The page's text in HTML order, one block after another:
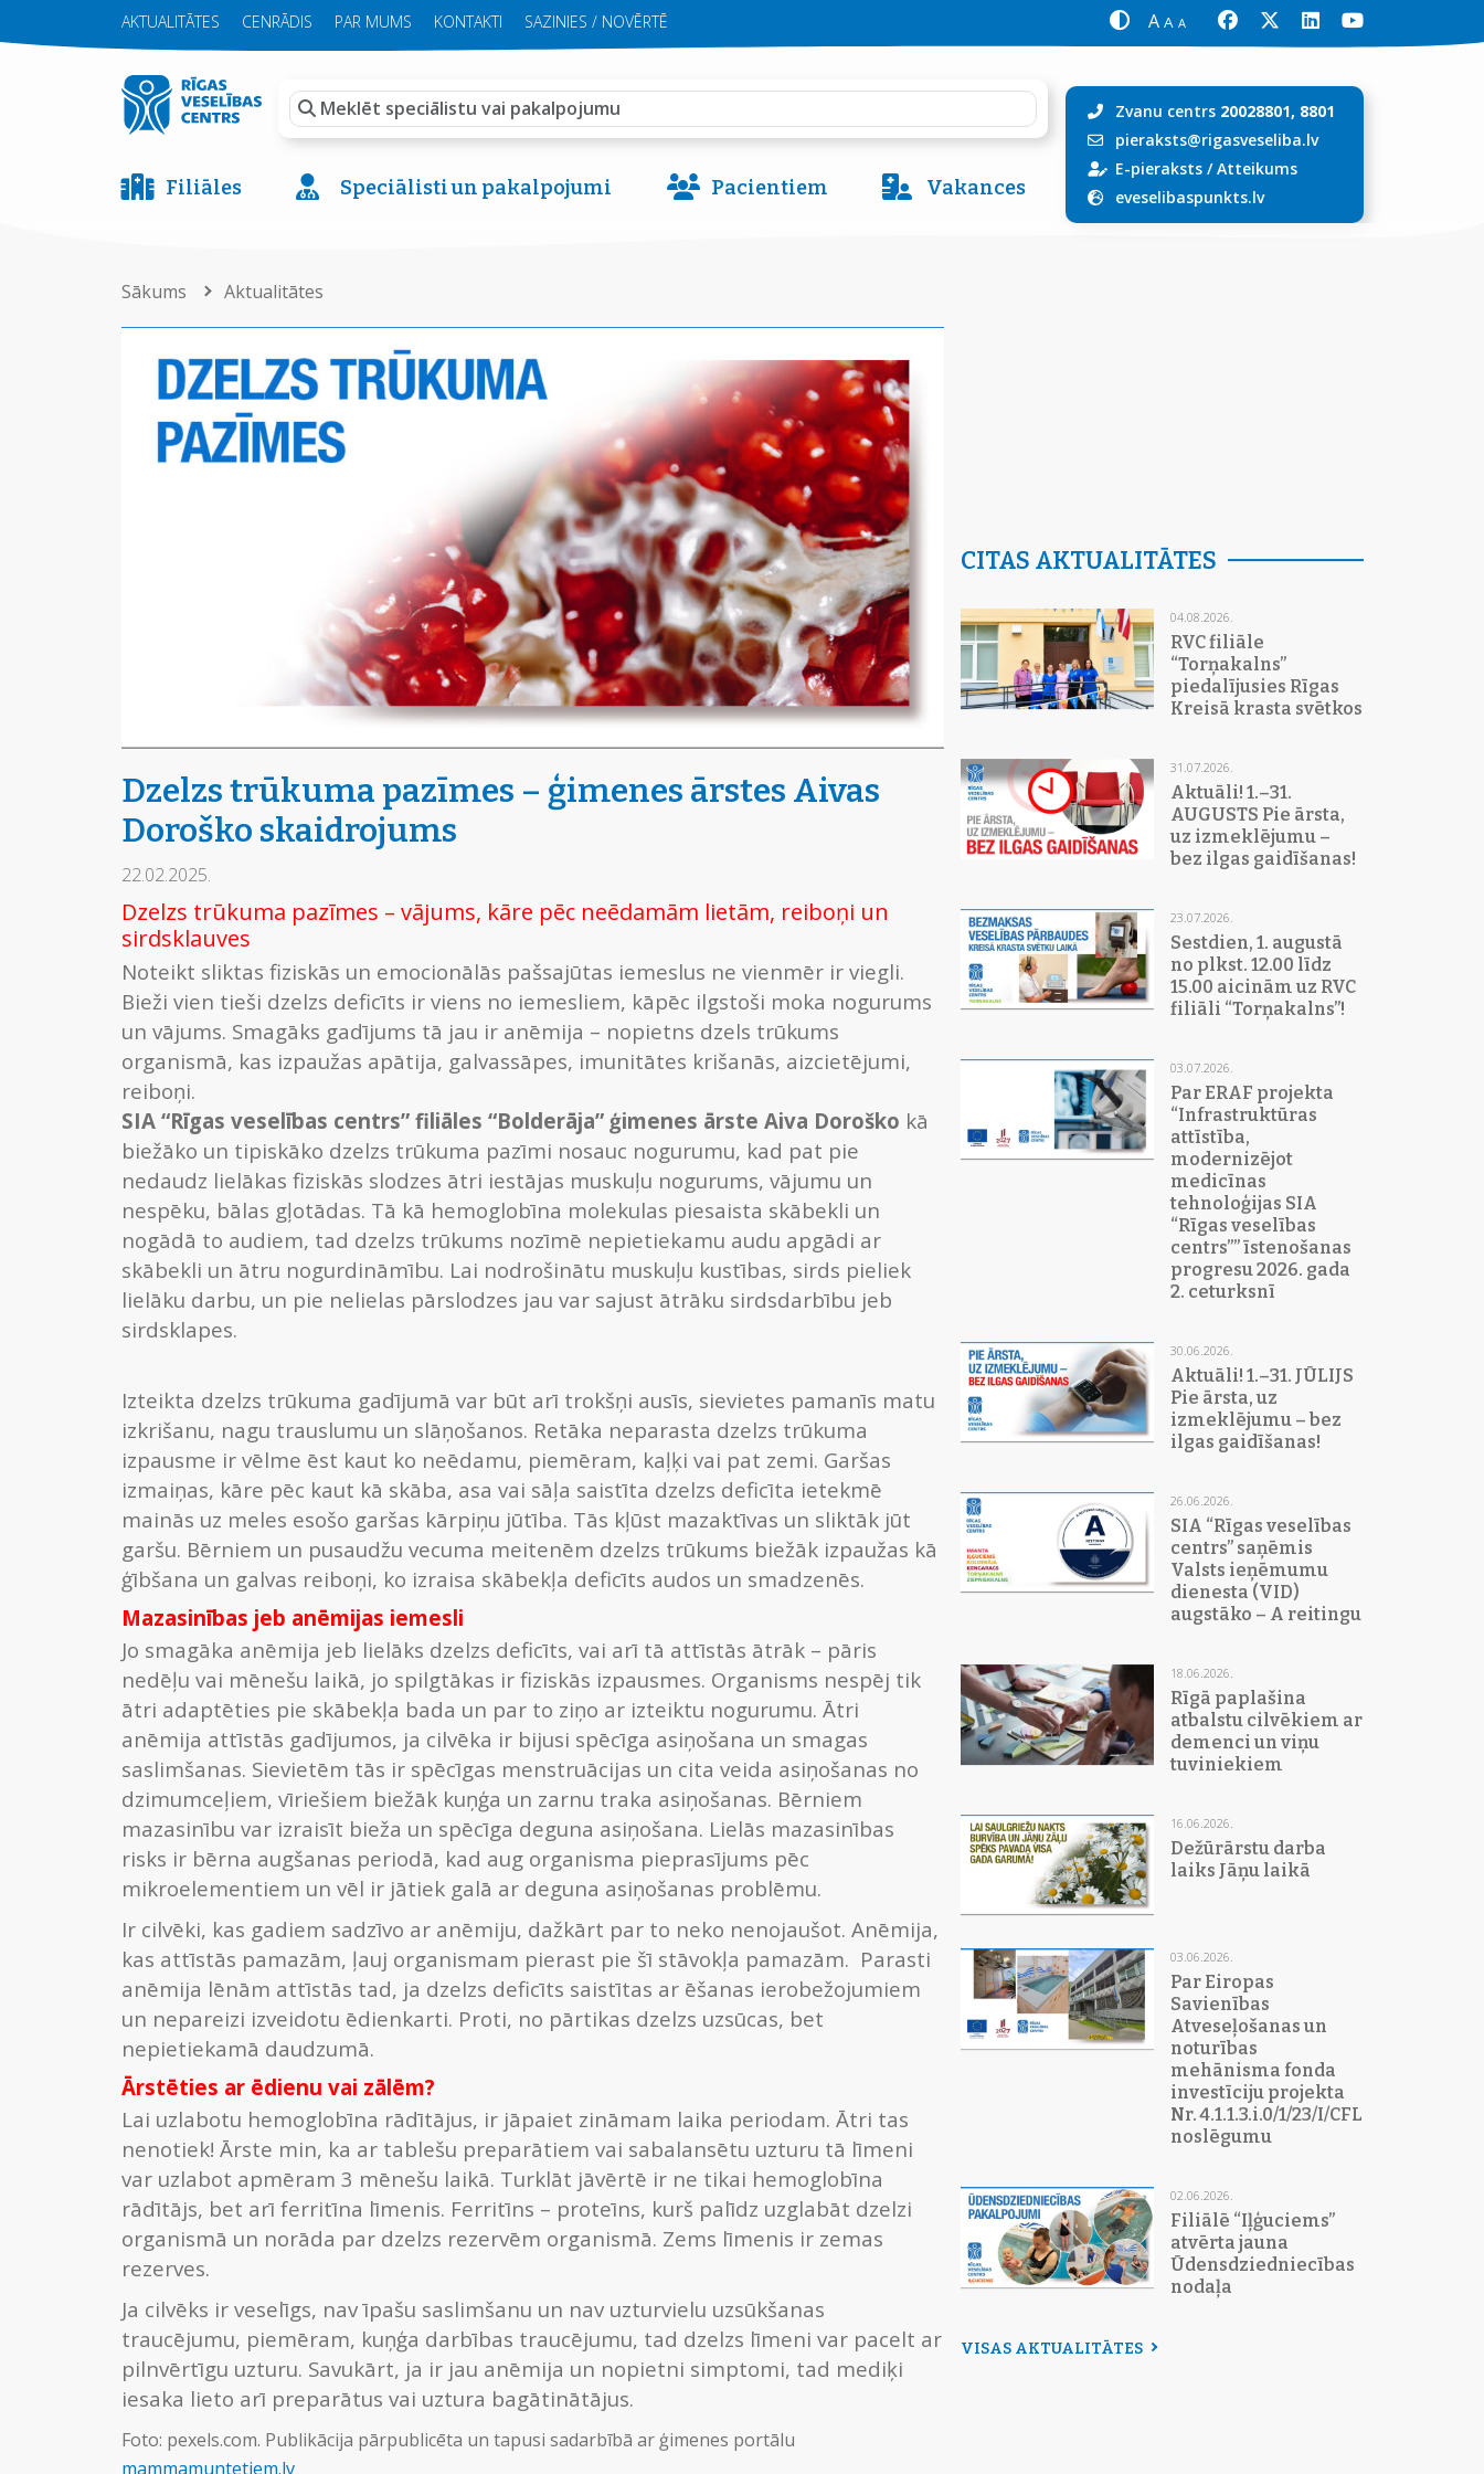
AKTUALITĀTES CENRĀDIS PAR MUMS KONTAKTI SAZINIES / NOVĒRTĒ A A A
Filiāles Speciālisti un pakalpojumi Pacientiem Vakances
Zvanu centrs 20028801, 8801
pieraksts@rigasveseliba.lv
E-pieraksts/Atteikums
eveselibaspunkts.lv
Sākums Aktualitātes
Dzelzs trūkuma pazīmes – ģimenes ārstes Aivas
Doroško skaidrojums
22.02.2025.
Dzelzs trūkuma pazīmes – vājums, kāre pēc neēdamām lietām, reiboņi un
sirdsklauves
Noteikt sliktas fiziskās un emocionālās pašsajūtas iemeslus ne vienmēr ir viegli.
Bieži vien tieši dzelzs deficīts ir viens no iemesliem, kāpēc ilgstoši moka nogurums
un vājums. Smagāks gadījums tā jau ir anēmija – nopietns dzels trūkums
organismā, kas izpaužas apātija, galvassāpes, imunitātes krišanās, aizcietējumi,
reiboņi.
SIA “Rīgas veselības centrs” filiāles “Bolderāja” ģimenes ārste Aiva Doroško kā
biežāko un tipiskāko dzelzs trūkuma pazīmi nosauc nogurumu, kad pat pie
nedaudz lielākas fiziskās slodzes ātri iestājas muskuļu nogurums, vājumu un
nespēku, bālas gļotādas. Tā kā hemoglobīna molekulas piesaista skābekli un
nogādā to audiem, tad dzelzs trūkums nozīmē nepietiekamu audu apgādi ar
skābekli un ātru nogurdināmību. Lai nodrošinātu muskuļu kustības, sirds pieliek
lielāku darbu, un pie nelielas pārslodzes jau var sajust ātrāku sirdsdarbību jeb
sirdsklapes.
Izteikta dzelzs trūkuma gadījumā var būt arī trokšņi ausīs, sievietes pamanīs matu
izkrišanu, nagu trauslumu un slāņošanos. Retāka neparasta dzelzs trūkuma
izpausme ir vēlme ēst kaut ko neēdamu, piemēram, kaļķi vai pat zemi. Garšas
izmaiņas, kāre pēc kaut kā skāba, asa vai sāļa saistīta dzelzs deficīta ietekmē
mainās uz meles esošo garšas kārpiņu jūtība. Tās kļūst mazaktīvas un sliktāk jūt
garšu. Bērniem un pusaudžu vecuma meitenēm dzelzs trūkums biežāk izpaužas kā
ģībšana un galvas reiboņi, ko izraisa skābekļa deficīts audos un smadzenēs.
Mazasinības jeb anēmijas iemesli
Jo smagāka anēmija jeb lielāks dzelzs deficīts, vai arī tā attīstās ātrāk – pāris
nedēļu vai mēnešu laikā, jo spilgtākas ir fiziskās izpausmes. Organisms nespēj tik
ātri adaptēties pie skābekļa bada un par to ziņo ar izteiktu nogurumu. Ātri
anēmija attīstās gadījumos, ja cilvēka ir bijusi spēcīga asiņošana un smagas
saslimšanas. Sievietēm tās ir spēcīgas menstruācijas un cita veida asiņošanas no
dzimumceļiem, vīriešiem biežāk kuņģa un zarnu traka asiņošanas. Bērniem
mazasinību var izraisīt bieža un spēcīga deguna asiņošana. Lielās mazasinības
risks ir bērna augšanas periodā, kad aug organisma pieprasījums pēc
mikroelementiem un vēl ir jātiek galā ar deguna asiņošanas problēmu.
Ir cilvēki, kas gadiem sadzīvo ar anēmiju, dažkārt par to neko nenojaušot. Anēmija,
kas attīstās pamazām, ļauj organismam pierast pie šī stāvokļa pamazām. Parasti
anēmija lēnām attīstās tad, ja dzelzs deficīts saistītas ar ēšanas ierobežojumiem
un nepareizi izveidotu ēdienkarti. Proti, no pārtikas dzelzs uzsūcas, bet
nepietiekamā daudzumā.
Ārstēties ar ēdienu vai zālēm?
Lai uzlabotu hemoglobīna rādītājus, ir jāpaiet zināmam laika periodam. Ātri tas
nenotiek! Ārste min, ka ar tablešu preparātiem vai sabalansētu uzturu tā līmeni
var uzlabot apmēram 3 mēnešu laikā. Turklāt jāvērtē ir ne tikai hemoglobīna
rādītājs, bet arī ferritīna līmenis. Ferritīns – proteīns, kurš palīdz uzglabāt dzelzi
organismā un norāda par dzelzs rezervēm organismā. Zems līmenis ir zemas
rezerves.
Ja cilvēks ir veselīgs, nav īpašu saslimšanu un nav uzturvielu uzsūkšanas
traucējumu, piemēram, kuņģa darbības traucējumu, tad dzelzs līmeni var pacelt ar
pilnvērtīgu uzturu. Savukārt, ja ir jau anēmija un nopietni simptomi, tad mediķi
iesaka lieto arī preparātus vai uztura bagātinātājus.
Foto: pexels.com. Publikācija pārpublicēta un tapusi sadarbībā ar ģimenes portālu
mammamuntetiem.lv
CITAS AKTUALITĀTES
04.08.2026.
RVC filiāle
“Torņakalns”
piedalījusies Rīgas
Kreisā krasta svētkos
31.07.2026.
Aktuāli! 1.–31.
AUGUSTS Pie ārsta,
uz izmeklējumu –
bez ilgas gaidīšanas!
23.07.2026.
Sestdien, 1. augustā
no plkst. 12.00 līdz
15.00 aicinām uz RVC
filiāli “Torņakalns”!
03.07.2026.
Par ERAF projekta
“Infrastruktūras
attīstība,
modernizējot
medicīnas
tehnoloģijas SIA
“Rīgas veselības
centrs”” īstenošanas
progresu 2026. gada
2. ceturksnī
30.06.2026.
Aktuāli! 1.–31. JŪLIJS
Pie ārsta, uz
izmeklējumu – bez
ilgas gaidīšanas!
26.06.2026.
SIA “Rīgas veselības
centrs” saņēmis
Valsts ieņēmumu
dienesta (VID)
augstāko – A reitingu
18.06.2026.
Rīgā paplašina
atbalstu cilvēkiem ar
demenci un viņu
tuviniekiem
16.06.2026.
Dežūrārstu darba
laiks Jāņu laikā
03.06.2026.
Par Eiropas
Savienības
Atveseļošanas un
noturības
mehānisma fonda
investīciju projekta
Nr. 4.1.1.3.i.0/1/23/I/CFLA/015
noslēgumu
02.06.2026.
Filiālē “Iļģuciems”
atvērta jauna
Ūdensdziedniecības
nodaļa
VISAS AKTUALITĀTES